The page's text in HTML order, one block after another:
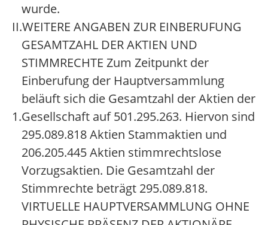
wurde.
II.WEITERE ANGABEN ZUR EINBERUFUNG
1.
GESAMTZAHL DER AKTIEN UND
STIMMRECHTE Zum Zeitpunkt der
Einberufung der Hauptversammlung
beläuft sich die Gesamtzahl der Aktien der
Gesellschaft auf 501.295.263. Hiervon sind
295.089.818 Aktien Stammaktien und
206.205.445 Aktien stimmrechtslose
Vorzugsaktien. Die Gesamtzahl der
Stimmrechte beträgt 295.089.818.
VIRTUELLE HAUPTVERSAMMLUNG OHNE